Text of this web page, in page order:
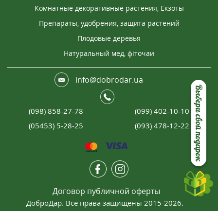
Выбери свой подарок
Комнатные декоративные растения, Екзоты
Препараты, удобрения, защита растений
Плодовые деревья
Натуральный мед, фіточаи
info@dobrodar.ua
(098) 858-27-78
(099) 402-10-10
(05453) 5-28-25
(093) 478-12-22
Договор публичной оферты
ДоброДар. Все права защищены 2015-2026.